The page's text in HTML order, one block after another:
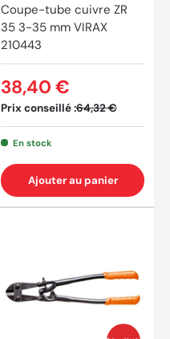
Coupe-tube cuivre ZR
35 3-35 mm VIRAX
210443
Prix conseillé :64,32 €
38,40 €
En stock
Ajouter au panier